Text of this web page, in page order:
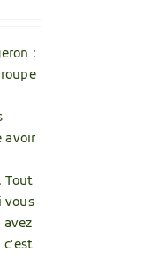
:
avoir
Tout
vous
c'est